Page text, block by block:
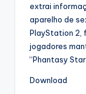
extrai
aparelho de
PlayStation 2,
jogadores
“Phantasy Star
Download